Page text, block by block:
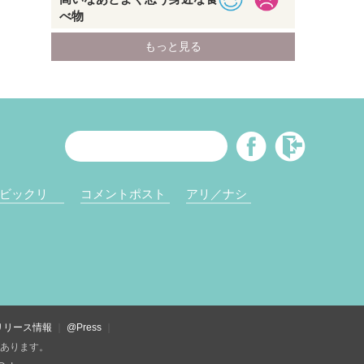
ビックリ コメントポスト アリ／ナシ
ース情報
@Press
ります。